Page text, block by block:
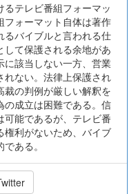
テレビ番組フォーマッ
フォーマット自体は著作
るバイブルと言われる仕
て保護される余地があ
に該当しない一方、営業
れない。法律上保護され
の判例が厳しい解釈を
の成立は困難である。信
能であるが、テレビ番
権利がないため、バイブ
ある。